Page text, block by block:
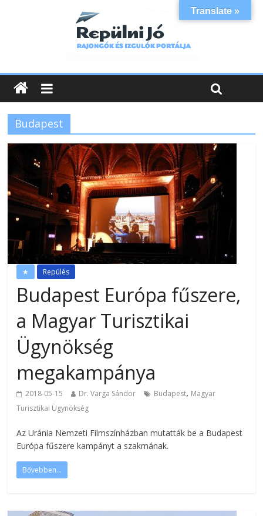
Budapest
★ Repülés
Budapest Európa fűszere,
a Magyar Turisztikai
Ügynökség
megakampánya
2018-05-15 Dr. Varga Sándor Budapest, Magyar
Turisztikai Ügynökség
Az Uránia Nemzeti Filmszínházban mutatták be a Budapest
Európa fűszere kampányt a szakmának.
Bővebben...
Translate »